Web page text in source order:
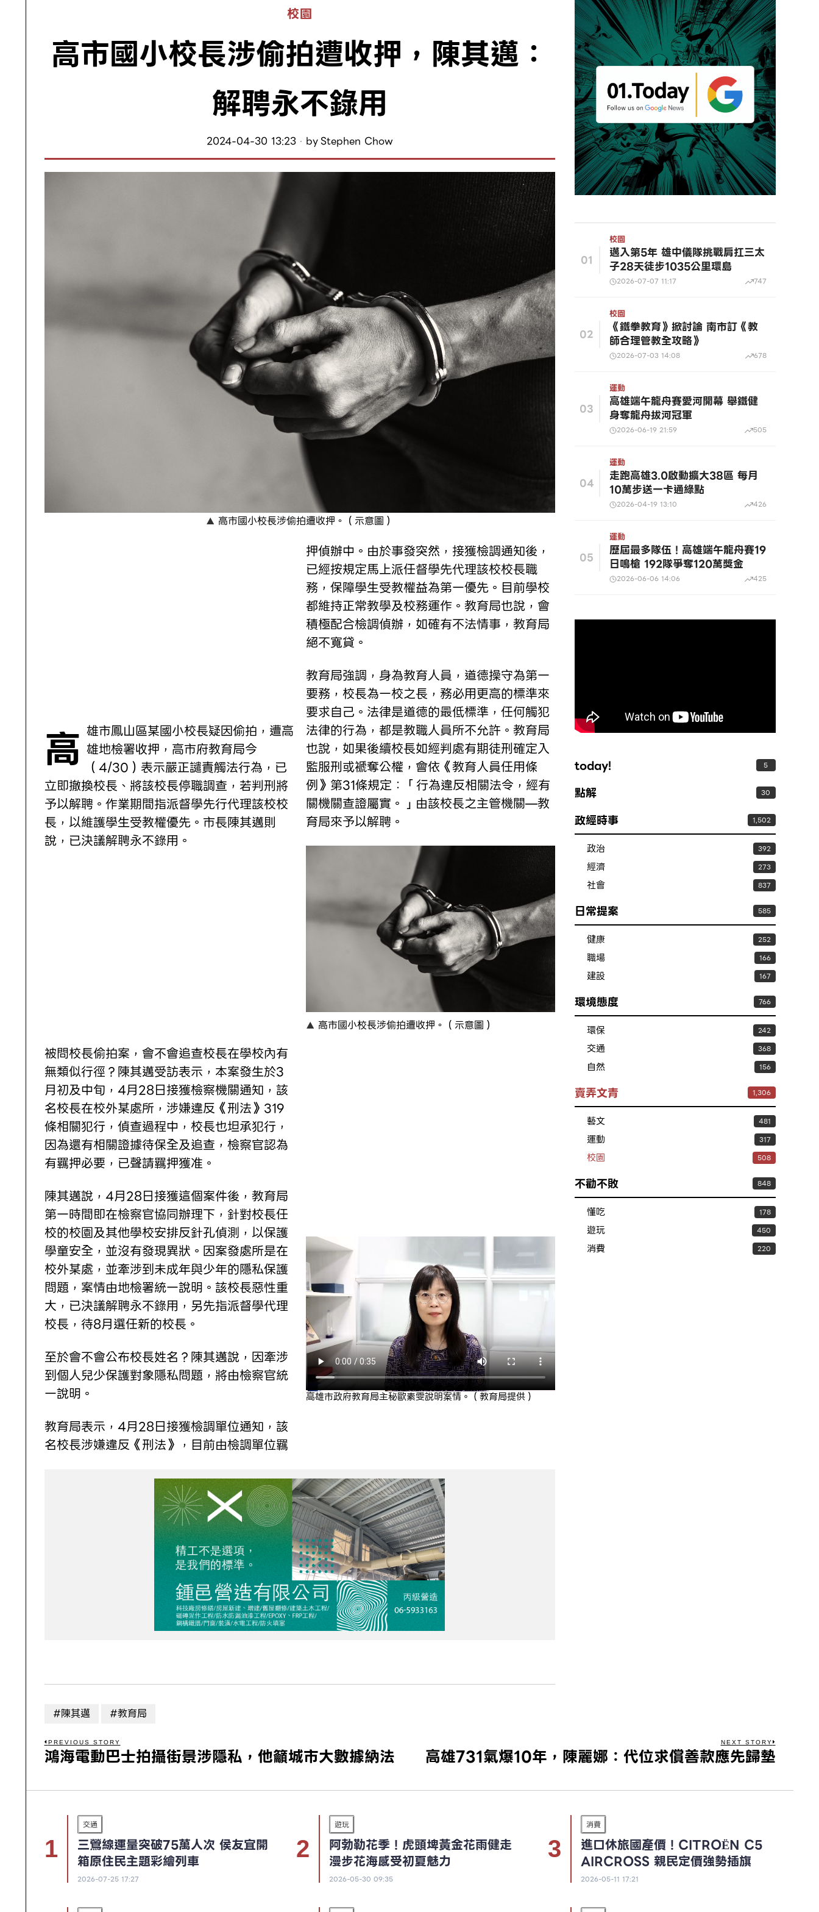
校園
高市國小校長涉偷拍遭收押，陳其邁：
解聘永不錄用
2024-04-30 13:23 byStephen Chow
高市國小校長涉偷拍遭收押。（示意圖）
高雄市鳳山區某國小校長疑因偷拍，遭高 雄地檢署收押，高市府教育局今
（4/30）表示嚴正譴責觸法行為，已
立即撤換校長、將該校長停職調查，若判刑將
予以解聘。作業期間指派督學先行代理該校校
長，以維護學生受教權優先。市長陳其邁則
說，已決議解聘永不錄用。
被問校長偷拍案，會不會追查校長在學校內有
無類似行徑？陳其邁受訪表示，本案發生於3
月初及中旬，4月28日接獲檢察機關通知，該
名校長在校外某處所，涉嫌違反《刑法》319
條相關犯行，偵查過程中，校長也坦承犯行，
因為還有相關證據待保全及追查，檢察官認為
有羈押必要，已聲請羈押獲准。
陳其邁說，4月28日接獲這個案件後，教育局
第一時間即在檢察官協同辦理下，針對校長任
校的校園及其他學校安排反針孔偵測，以保護
學童安全，並沒有發現異狀。因案發處所是在
校外某處，並牽涉到未成年與少年的隱私保護
問題，案情由地檢署統一說明。該校長惡性重
大，已決議解聘永不錄用，另先指派督學代理
校長，待8月選任新的校長。
至於會不會公布校長姓名？陳其邁說，因牽涉
到個人兒少保護對象隱私問題，將由檢察官統
一說明。
教育局表示，4月28日接獲檢調單位通知，該
名校長涉嫌違反《刑法》，目前由檢調單位羈
押偵辦中。由於事發突然，接獲檢調通知後，
已經按規定馬上派任督學先代理該校校長職
務，保障學生受教權益為第一優先。目前學校
都維持正常教學及校務運作。教育局也說，會
積極配合檢調偵辦，如確有不法情事，教育局
絕不寬貸。
教育局強調，身為教育人員，道德操守為第一
要務，校長為一校之長，務必用更高的標準來
要求自己。法律是道德的最低標準，任何觸犯
法律的行為，都是教職人員所不允許。教育局
也說，如果後續校長如經判處有期徒刑確定入
監服刑或褫奪公權，會依《教育人員任用條
例》第31條規定：「行為違反相關法令，經有
關機關查證屬實。」由該校長之主管機關—教
育局來予以解聘。
高市國小校長涉偷拍遭收押。（示意圖）
高雄市政府教育局主秘歐素雯說明案情。（教育局提供）
#陳其邁 #教育局
01
校園
邁入第5年 雄中儀隊挑戰肩扛三太
子28天徒步1035公里環島
2026-07-07 11:17 747
02
校園
《鐵拳教育》掀討論 南市訂《教
師合理管教全攻略》
2026-07-03 14:08 678
03
運動
高雄端午龍舟賽愛河開幕 舉鐵健
身奪龍舟拔河冠軍
2026-06-19 21:59 505
04
運動
走跑高雄3.0啟動擴大38區 每月
10萬步送一卡通綠點
2026-04-19 13:10 426
05
運動
歷屆最多隊伍！高雄端午龍舟賽19
日鳴槍 192隊爭奪120萬獎金
2026-06-06 14:06 425
today! 5
點解 30
政經時事 1,502
政治 392
經濟 273
社會 837
日常提案 585
健康 252
職場 166
建設 167
環境態度 766
環保 242
交通 368
自然 156
賣弄文青 1,306
藝文 481
運動 317
校園 508
不勸不敗 848
懂吃 178
遊玩 450
消費 220
PREVIOUS STORY
鴻海電動巴士拍攝街景涉隱私，他籲城市大數據納法
NEXT STORY
高雄731氣爆10年，陳麗娜：代位求償善款應先歸墊
交通
三鶯線運量突破75萬人次 侯友宜開
箱原住民主題彩繪列車
2026-07-25 17:27
遊玩
阿勃勒花季！虎頭埤黃金花雨健走
漫步花海感受初夏魅力
2026-05-30 09:35
消費
進口休旅國產價！CITROËN C5
AIRCROSS 親民定價強勢插旗
2026-05-11 17:21